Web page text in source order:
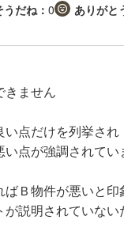
うだね： 0 ありがと
きません
い点だけを列挙され
い点が強調されてい
Ｂ物件が悪いと印
が説明されていな